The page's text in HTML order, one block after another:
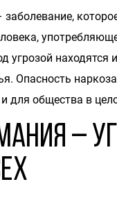
угрозой находятся
Опасность
и для общества в
–